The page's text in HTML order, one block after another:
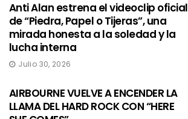
Anti Alan estrena el videoclip oficial
de “Piedra, Papel o Tijeras”, una
mirada honesta a la soledad y la
lucha interna
Julio 30, 2026
AIRBOURNE VUELVE A ENCENDER LA
LLAMA DEL HARD ROCK CON “HERE